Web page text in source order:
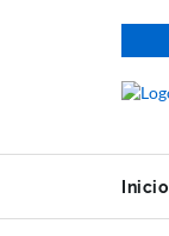
Inicio